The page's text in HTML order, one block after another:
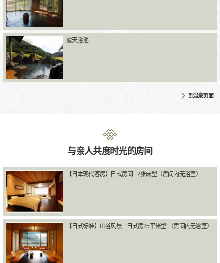
露天浴池
到温泉页面
与亲人共度时光的房间
【日本现代客房】日式房间+ 2张床型（房间内无浴室）
【日式标准】山谷风景...”日式房25平米型”（房间内无浴室）